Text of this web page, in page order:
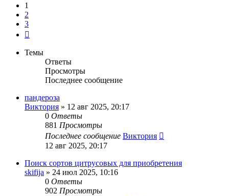
1
2
3
Темы
Ответы
Просмотры
Последнее сообщение
пандероза
Виктория » 12 авг 2025, 20:17
0 Ответы
881 Просмотры
Последнее сообщение Виктория
12 авг 2025, 20:17
Поиск сортов цитрусовых для приобретения
skifija » 24 июл 2025, 10:16
0 Ответы
902 Просмотры